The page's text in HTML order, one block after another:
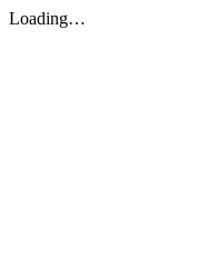
Loading…